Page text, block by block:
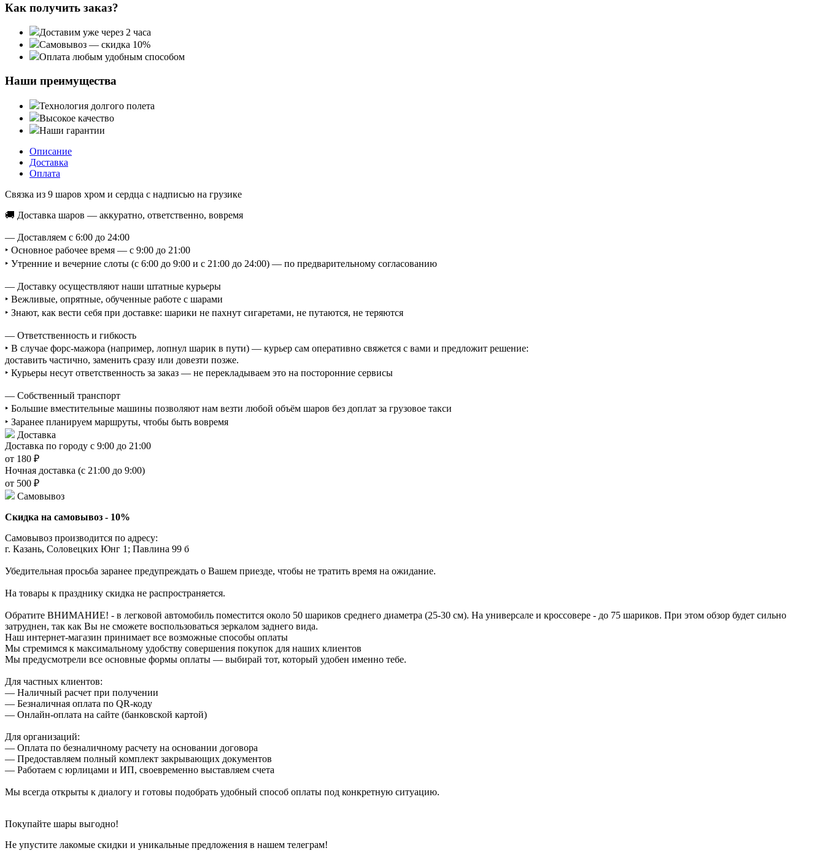
Как получить заказ?
Доставим уже через 2 часа
Самовывоз — скидка 10%
Оплата любым удобным способом
Наши преимущества
Технология долгого полета
Высокое качество
Наши гарантии
Описание
Доставка
Оплата
Связка из 9 шаров хром и сердца с надписью на грузике
🚚 Доставка шаров — аккуратно, ответственно, вовремя
— Доставляем с 6:00 до 24:00
‣ Основное рабочее время — с 9:00 до 21:00
‣ Утренние и вечерние слоты (с 6:00 до 9:00 и с 21:00 до 24:00) — по предварительному согласованию
— Доставку осуществляют наши штатные курьеры
‣ Вежливые, опрятные, обученные работе с шарами
‣ Знают, как вести себя при доставке: шарики не пахнут сигаретами, не путаются, не теряются
— Ответственность и гибкость
‣ В случае форс-мажора (например, лопнул шарик в пути) — курьер сам оперативно свяжется с вами и предложит решение:
доставить частично, заменить сразу или довезти позже.
‣ Курьеры несут ответственность за заказ — не перекладываем это на посторонние сервисы
— Собственный транспорт
‣ Большие вместительные машины позволяют нам везти любой объём шаров без доплат за грузовое такси
‣ Заранее планируем маршруты, чтобы быть вовремя
Доставка
Доставка по городу с 9:00 до 21:00
от 180 ₽
Ночная доставка (с 21:00 до 9:00)
от 500 ₽
Самовывоз
Скидка на самовывоз - 10%
Самовывоз производится по адресу:
г. Казань, Соловецких Юнг 1; Павлина 99 б
Убедительная просьба заранее предупреждать о Вашем приезде, чтобы не тратить время на ожидание.
На товары к празднику скидка не распространяется.
Обратите ВНИМАНИЕ! - в легковой автомобиль поместится около 50 шариков среднего диаметра (25-30 см). На универсале и кроссовере - до 75 шариков. При этом обзор будет сильно
затруднен, так как Вы не сможете воспользоваться зеркалом заднего вида.
Наш интернет-магазин принимает все возможные способы оплаты
Мы стремимся к максимальному удобству совершения покупок для наших клиентов
Мы предусмотрели все основные формы оплаты — выбирай тот, который удобен именно тебе.
Для частных клиентов:
— Наличный расчет при получении
— Безналичная оплата по QR-коду
— Онлайн-оплата на сайте (банковской картой)
Для организаций:
— Оплата по безналичному расчету на основании договора
— Предоставляем полный комплект закрывающих документов
— Работаем с юрлицами и ИП, своевременно выставляем счета
Мы всегда открыты к диалогу и готовы подобрать удобный способ оплаты под конкретную ситуацию.
Покупайте шары выгодно!
Не упустите лакомые скидки и уникальные предложения в нашем телеграм!